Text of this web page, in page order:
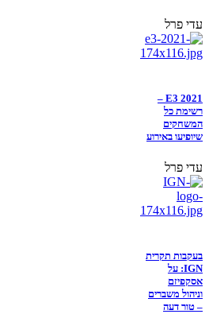
עדי פרל
E3 2021 –
רשימת כל
המשחקים
שיופיעו באירוע
עדי פרל
בעקבות תקרית
IGN: על
אסקפיזם
וניהול משברים
– טור דעה